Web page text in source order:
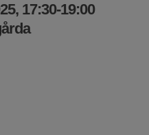
17:30-19:00